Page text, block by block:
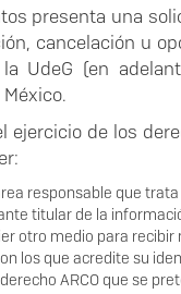
presenta una
cancelación u
UdeG (en
ejercicio de los
responsable que
titular de la
otro medio para recibir
los que acredite su
ARCO que se